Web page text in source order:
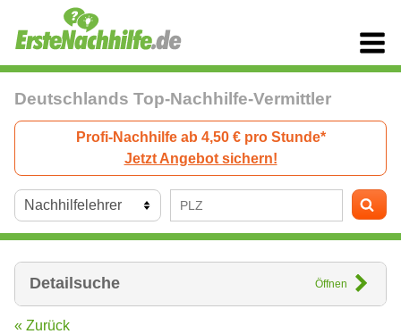
Deutschlands Top-Nachhilfe-Vermittler
Profi-Nachhilfe ab 4,50 € pro Stunde*
Jetzt Angebot sichern!
Detailsuche Öffnen
« Zurück